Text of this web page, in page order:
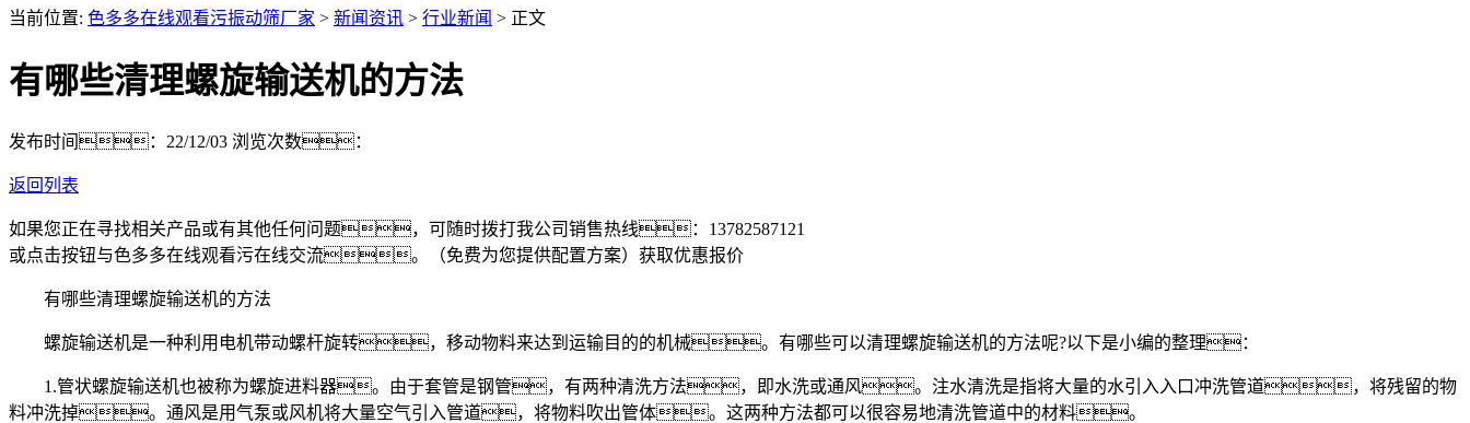
当前位置: 色多多在线观看污振动筛厂家 > 新闻资讯 > 行业新闻 > 正文
有哪些清理螺旋输送机的方法
发布时间：22/12/03 浏览次数：
返回列表
如果您正在寻找相关产品或有其他任何问题，可随时拨打我公司销售热线： 13782587121
或点击按钮与色多多在线观看污在线交流。（免费为您提供配置方案） 获取优惠报价
有哪些清理螺旋输送机的方法
螺旋输送机是一种利用电机带动螺杆旋转，移动物料来达到运输目的的机械。有哪些可以清理螺旋输送机的方法呢?以下是小编的整理：
1.管状螺旋输送机也被称为螺旋进料器。由于套管是钢管，有两种清洗方法，即水洗或通风。注水清洗是指将大量的水引入入口冲洗管道，将残留的物
料冲洗掉。通风是用气泵或风机将大量空气引入管道，将物料吹出管体。这两种方法都可以很容易地清洗管道中的材料。